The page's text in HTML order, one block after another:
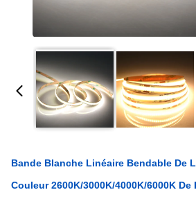
Bande Blanche Linéaire Bendable De
Couleur 2600K/3000K/4000K/6000K De